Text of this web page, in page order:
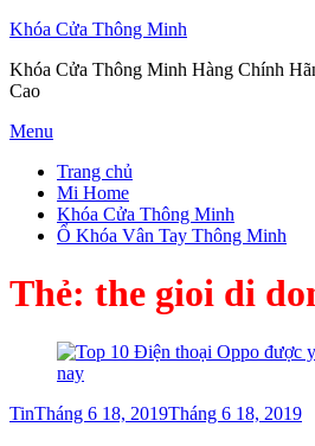
Khóa Cửa Thông Minh
Khóa Cửa Thông Minh Hàng Chính
Cao
Skip
content
Menu
Trang chủ
Mi Home
Khóa Cửa Thông Minh
Ổ Khóa Vân Tay Thông Minh
Thẻ: the gioi di
TinPosted
Tháng 6 18, 2019Tháng 6 18, 2019